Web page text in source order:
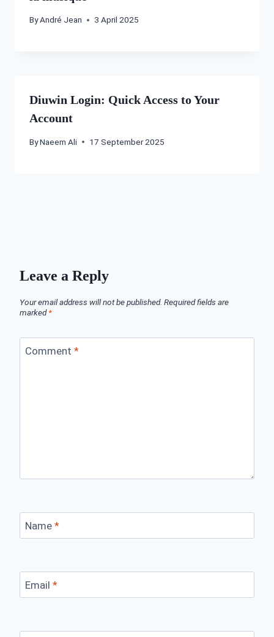
ByAndré Jean 3 April 2025
Diuwin Login: Quick Access to Your
Account
ByNaeem Ali 17 September 2025
Leave a Reply
Your email address will not be published. Required fields are
marked*
Comment *
Name *
Email *